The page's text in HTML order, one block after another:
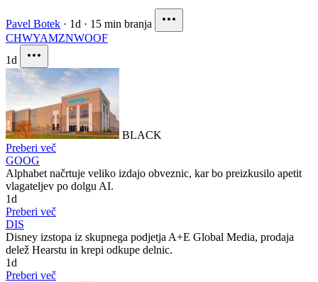
Pavel Botek · 1d · 15 min branja
CHWYAMZNWOOF
1d
BLACK
Preberi več
GOOG
Alphabet načrtuje veliko izdajo obveznic, kar bo preizkusilo apetit
vlagateljev po dolgu AI.
1d
Preberi več
DIS
Disney izstopa iz skupnega podjetja A+E Global Media, prodaja
delež Hearstu in krepi odkupe delnic.
1d
Preberi več